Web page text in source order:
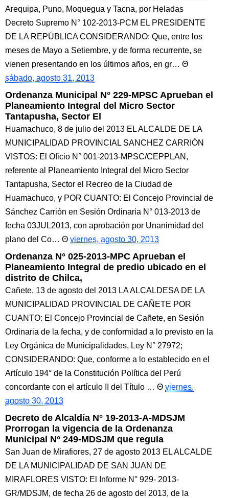
Arequipa, Puno, Moquegua y Tacna, por Heladas
Decreto Supremo N° 102-2013-PCM EL PRESIDENTE
DE LA REPÚBLICA CONSIDERANDO: Que, entre los
meses de Mayo a Setiembre, y de forma recurrente, se
vienen presentando en los últimos años, en gr…
sábado, agosto 31, 2013
Ordenanza Municipal N° 229-MPSC Aprueban el
Planeamiento Integral del Micro Sector
Tantapusha, Sector El
Huamachuco, 8 de julio del 2013 EL ALCALDE DE LA
MUNICIPALIDAD PROVINCIAL SANCHEZ CARRIÓN
VISTOS: El Oficio N° 001-2013-MPSC/CEPPLAN,
referente al Planeamiento Integral del Micro Sector
Tantapusha, Sector el Recreo de la Ciudad de
Huamachuco, y POR CUANTO: El Concejo Provincial de
Sánchez Carrión en Sesión Ordinaria N° 013-2013 de
fecha 03JUL2013, con aprobación por Unanimidad del
plano del Co…
viernes, agosto 30, 2013
Ordenanza N° 025-2013-MPC Aprueban el
Planeamiento Integral de predio ubicado en el
distrito de Chilca,
Cañete, 13 de agosto del 2013 LA ALCALDESA DE LA
MUNICIPALIDAD PROVINCIAL DE CAÑETE POR
CUANTO: El Concejo Provincial de Cañete, en Sesión
Ordinaria de la fecha, y de conformidad a lo previsto en la
Ley Orgánica de Municipalidades, Ley N° 27972;
CONSIDERANDO: Que, conforme a lo establecido en el
Artículo 194° de la Constitución Política del Perú
concordante con el artículo II del Título …
viernes,
agosto 30, 2013
Decreto de Alcaldía N° 19-2013-A-MDSJM
Prorrogan la vigencia de la Ordenanza
Municipal N° 249-MDSJM que regula
San Juan de Mirafiores, 27 de agosto 2013 EL ALCALDE
DE LA MUNICIPALIDAD DE SAN JUAN DE
MIRAFLORES VISTO: El Informe N° 929- 2013-
GR/MDSJM, de fecha 26 de agosto del 2013, de la